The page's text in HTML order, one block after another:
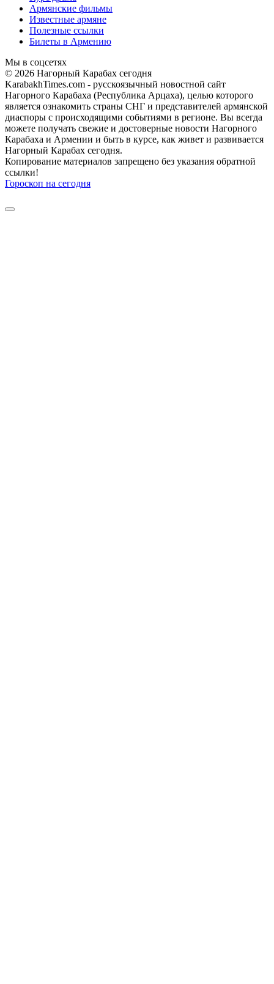
Армянские фильмы
Известные армяне
Полезные ссылки
Билеты в Армению
Мы в соцсетях
© 2026 Нагорный Карабах сегодня
KarabakhTimes.com - русскоязычный новостной сайт
Нагорного Карабаха (Республика Арцаха), целью которого
является ознакомить страны СНГ и представителей армянской
диаспоры с происходящими событиями в регионе. Вы всегда
можете получать свежие и достоверные новости Нагорного
Карабаха и Армении и быть в курсе, как живет и развивается
Нагорный Карабах сегодня.
Копирование материалов запрещено без указания обратной
ссылки!
Гороскоп на сегодня